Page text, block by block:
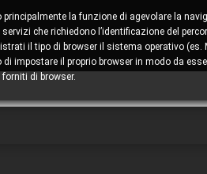
la funzione di agevolare la
che richiedono l’identificazione del
il tipo di browser il sistema operativo (es.
impostare il proprio browser in modo da
di browser.